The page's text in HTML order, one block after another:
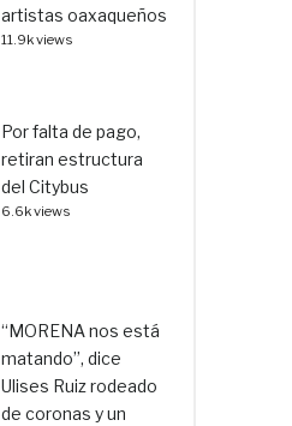
artistas oaxaqueños
11.9k views
Por falta de pago,
retiran estructura
del Citybus
6.6k views
“MORENA nos está
matando”, dice
Ulises Ruiz rodeado
de coronas y un